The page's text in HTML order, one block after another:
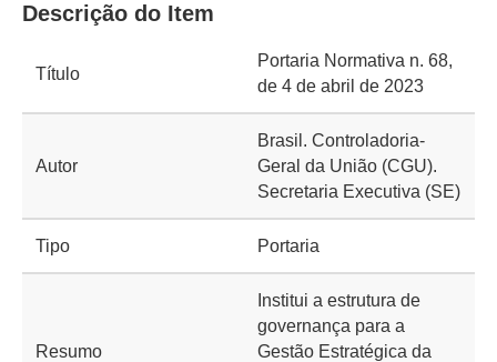
Descrição do Item
Título
Portaria Normativa n. 68,
de 4 de abril de 2023
Autor
Brasil. Controladoria-
Geral da União (CGU).
Secretaria Executiva (SE)
Tipo Portaria
Resumo
Institui a estrutura de
governança para a
Gestão Estratégica da